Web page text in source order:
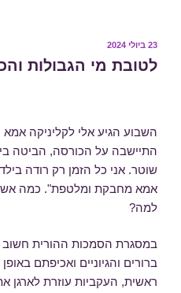
פורסם
23 ביולי 2024
לטובת מי הגבולות
השבוע הגיע אלי לקליניקה
התיישבה על הכורסה, הביטה
שוטר. אני כל הזמן רק רודה
אמא מחבקת ומלטפת". כמה
למה?
במסגרת הסמכות ההורית חשוב
ברורים והגיוניים ואכיפתם
ראשית, העקביות עוזרת לארגן